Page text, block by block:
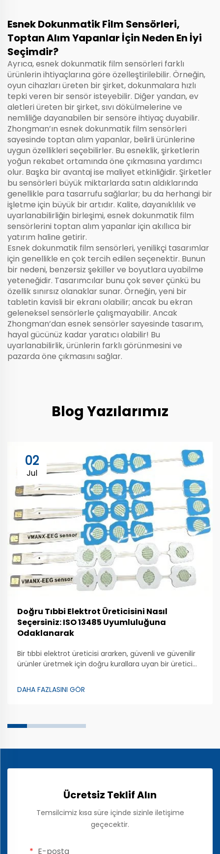
Esnek Dokunmatik Film Sensörleri,
Toptan Alım Yapanlar İçin Neden En İyi
Seçimdir?
Ayrıca, esnek dokunmatik film sensörleri farklı
ürünlerin ihtiyaçlarına göre özelleştirilebilir. Örneğin,
oyun cihazları üreten bir şirket, dokunmalara hızlı
tepki veren bir sensör isteyebilir. Diğer yandan, ev
aletleri üreten bir şirket, sıvı dökülmelerine ve
nemliliğe dayanabilen bir sensöre ihtiyaç duyabilir.
Zhongman’ın esnek dokunmatik film sensörleri
sayesinde toptan alım yapanlar, belirli ürünlerine
uygun özellikleri seçebilirler. Bu esneklik, şirketlerin
yoğun rekabet ortamında öne çıkmasına yardımcı
olur. Başka bir avantaj ise maliyet etkinliğidir. Şirketler
bu sensörleri büyük miktarlarda satın aldıklarında
genellikle para tasarrufu sağlarlar; bu da herhangi bir
işletme için büyük bir artıdır. Kalite, dayanıklılık ve
uyarlanabilirliğin birleşimi, esnek dokunmatik film
sensörlerini toptan alım yapanlar için akıllıca bir
yatırım haline getirir.
Esnek dokunmatik film sensörleri, yenilikçi tasarımlar
için genellikle en çok tercih edilen seçenektir. Bunun
bir nedeni, benzersiz şekiller ve boyutlara uyabilme
yeteneğidir. Tasarımcılar bunu çok sever çünkü bu
özellik sınırsız olanaklar sunar. Örneğin, yeni bir
tabletin kavisli bir ekranı olabilir; ancak bu ekran
geleneksel sensörlerle çalışmayabilir. Ancak
Zhongman’dan esnek sensörler sayesinde tasarım,
hayal gücünüz kadar yaratıcı olabilir! Bu
uyarlanabilirlik, ürünlerin farklı görünmesini ve
pazarda öne çıkmasını sağlar.
Blog Yazılarımız
02
Jul
Doğru Tıbbi Elektrot Üreticisini Nasıl
Seçersiniz: ISO 13485 Uyumluluğuna
Odaklanarak
Bir tıbbi elektrot üreticisi ararken, güvenli ve güvenilir
ürünler üretmek için doğru kurallara uyan bir üretici
üretmeye önem veren bir şirkettir. Bu özel cihazlar,
doktorların ...
DAHA FAZLASINI GÖR
Ücretsiz Teklif Alın
Temsilcimiz kısa süre içinde sizinle iletişime
geçecektir.
E-posta